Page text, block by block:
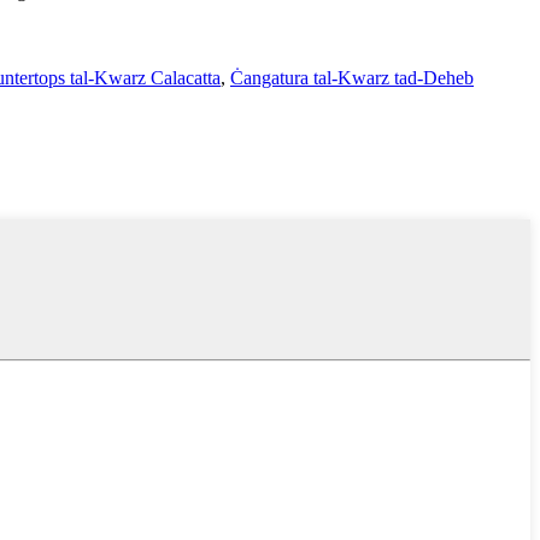
tal-Kwarz Calacatta, Ċangatura tal-Kwarz tad-Deheb